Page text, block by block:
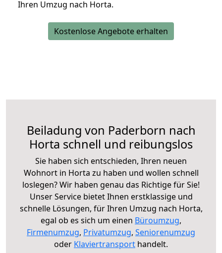
Ihren Umzug nach Horta.
Kostenlose Angebote erhalten
Beiladung von Paderborn nach
Horta schnell und reibungslos
Sie haben sich entschieden, Ihren neuen
Wohnort in Horta zu haben und wollen schnell
loslegen? Wir haben genau das Richtige für Sie!
Unser Service bietet Ihnen erstklassige und
schnelle Lösungen, für Ihren Umzug nach Horta,
egal ob es sich um einen Büroumzug,
Firmenumzug, Privatumzug, Seniorenumzug
oder Klaviertransport handelt.